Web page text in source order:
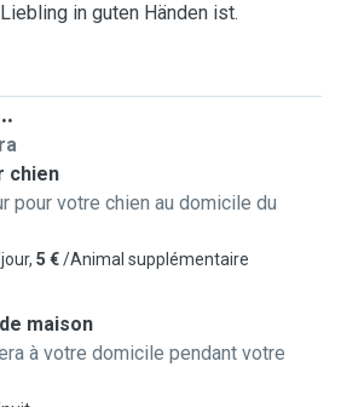
in guten Händen ist.
chien
pour votre chien au domicile du
5 €/Animal supplémentaire
maison
à votre domicile pendant votre